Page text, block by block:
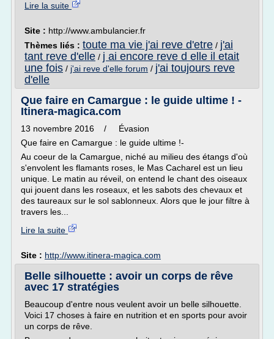
Lire la suite
Site : http://www.ambulancier.fr
Thèmes liés : toute ma vie j'ai reve d'etre / j'ai
tant reve d'elle / j ai encore reve d elle il etait
une fois / j'ai reve d'elle forum / j'ai toujours reve
d'elle
Que faire en Camargue : le guide ultime ! -
Itinera-magica.com
13 novembre 2016 / Évasion
Que faire en Camargue : le guide ultime !-
Au coeur de la Camargue, niché au milieu des étangs d'où
s'envolent les flamants roses, le Mas Cacharel est un lieu
unique. Le matin au réveil, on entend le chant des oiseaux
qui jouent dans les roseaux, et les sabots des chevaux et
des taureaux sur le sol sablonneux. Alors que le jour filtre à
travers les...
Lire la suite
Site : http://www.itinera-magica.com
Belle silhouette : avoir un corps de rêve
avec 17 stratégies
Beaucoup d'entre nous veulent avoir un belle silhouette.
Voici 17 choses à faire en nutrition et en sports pour avoir
un corps de rêve.